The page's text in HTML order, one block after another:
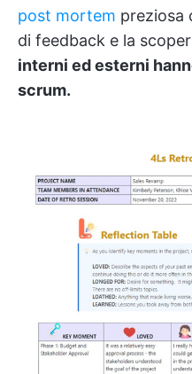
post mortem preziosa
di feedback e la
interni ed esterni
scrum.